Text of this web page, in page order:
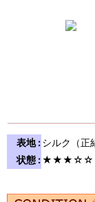
表地 :シルク（正
状態 :★★★☆☆